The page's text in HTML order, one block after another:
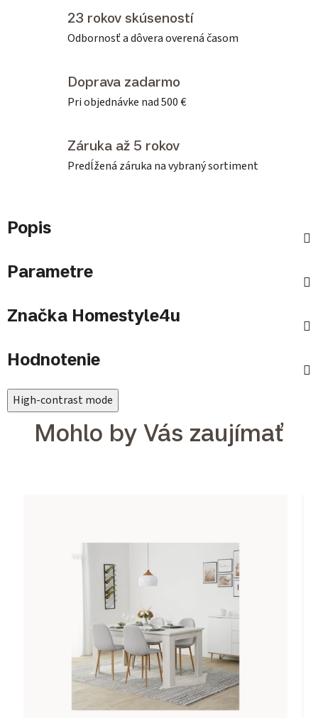
23 rokov skúseností
Odbornosť a dôvera overená časom
Doprava zadarmo
Pri objednávke nad 500 €
Záruka až 5 rokov
Predĺžená záruka na vybraný sortiment
Popis
Parametre
Značka Homestyle4u
Hodnotenie
High-contrast mode
Mohlo by Vás zaujímať